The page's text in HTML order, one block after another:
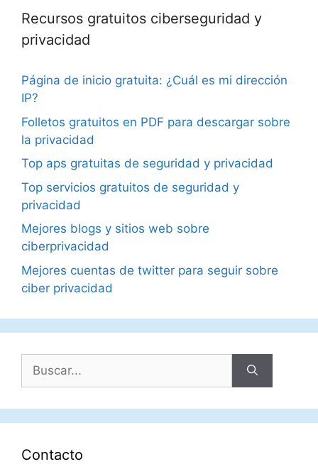
Recursos gratuitos ciberseguridad y
privacidad
Página de inicio gratuita: ¿Cuál es mi dirección
IP?
Folletos gratuitos en PDF para descargar sobre
la privacidad
Top aps gratuitas de seguridad y privacidad
Top servicios gratuitos de seguridad y
privacidad
Mejores blogs y sitios web sobre
ciberprivacidad
Mejores cuentas de twitter para seguir sobre
ciber privacidad
Contacto